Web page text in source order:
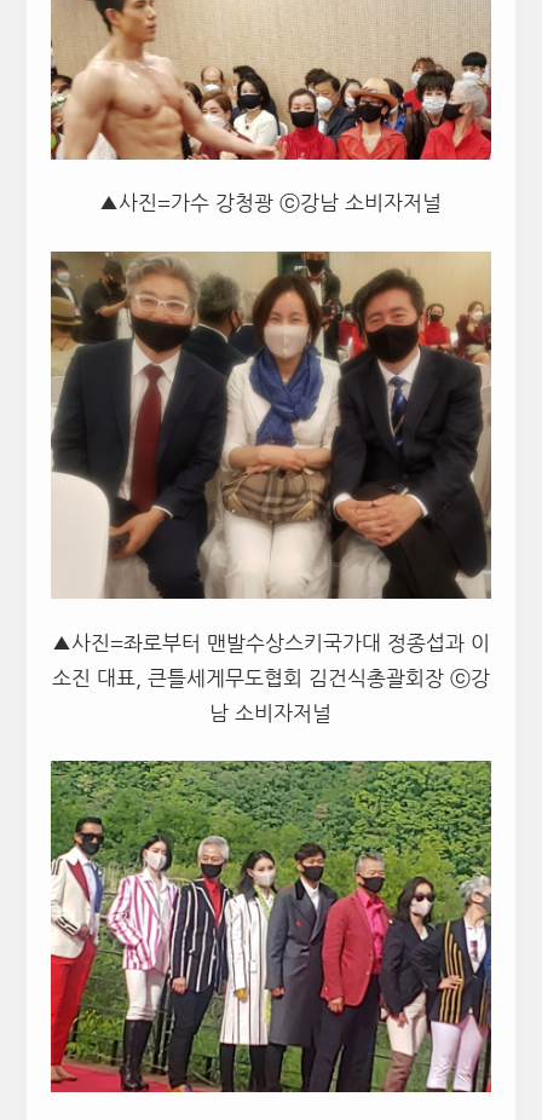
▲사진=가수 강청광 ⓒ강남 소비자저널
▲사진=좌로부터 맨발수상스키국가대 정종섭과 이
소진 대표, 큰틀세게무도협회 김건식총괄회장 ⓒ강
남 소비자저널